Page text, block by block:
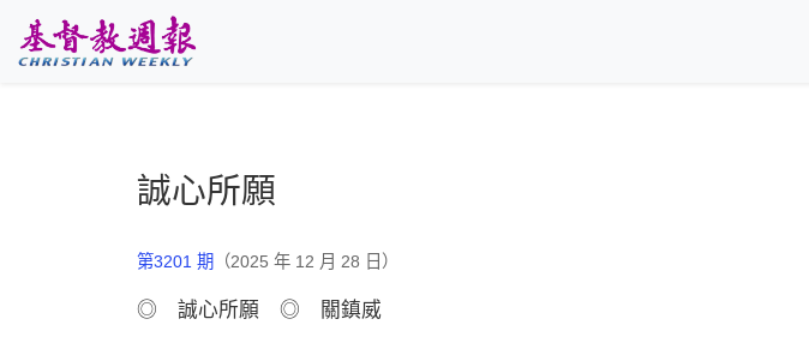
誠心所願
第3201 期 （2025 年 12 月 28 日）
◎ 誠心所願 ◎ 關鎮威